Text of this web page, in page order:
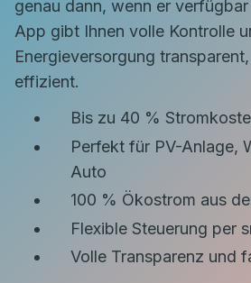
genau dann, wenn er
App gibt Ihnen volle Kontrolle
Energieversorgung
effizient.
Bis zu 40 %
Perfekt für PV-Anlage,
Auto
100 % Ökostrom aus
Flexible Steuerung per
Volle Transparenz und